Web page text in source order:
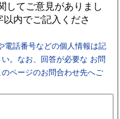
してご意見がありまし
以内でご記入くださ
電話番号などの個人情報は記
。なお、回答が必要な お問
ページのお問合わせ先へご